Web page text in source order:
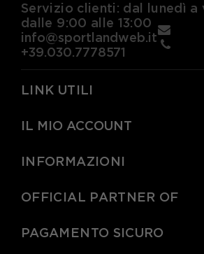
Servizio clienti: dal lunedì a
dalle 9:00 alle 13:00
info@sportlandweb.it
+39.030.7778571
LINK UTILI
IL MIO ACCOUNT
INFORMAZIONI
OFFICIAL PARTNER OF
PAGAMENTO SICURO